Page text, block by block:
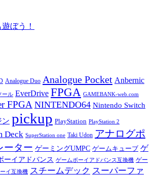
ぼう！
Analogue Duo Analogue Pocket Anbernic
ール EverDrive FPGA GAMEBANK-web.com
FPGA NINTENDO64 Nintendo Switch
ン pickup PlayStation PlayStation 2
Deck SuperStation one Taki Udon アナログポ
ーター ゲーミングUMPC ゲームキューブ ゲ
ーイアドバンス ゲームボーイアドバンス互換機 ゲー
イ互換機 スチームデック スーパーファ